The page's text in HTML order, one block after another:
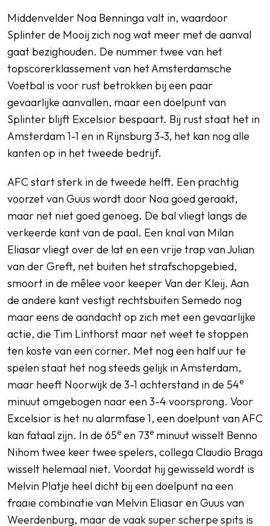
Middenvelder Noa Benninga valt in, waardoor
Splinter de Mooij zich nog wat meer met de aanval
gaat bezighouden. De nummer twee van het
topscorerklassement van het Amsterdamsche
Voetbal is voor rust betrokken bij een paar
gevaarlijke aanvallen, maar een doelpunt van
Splinter blijft Excelsior bespaart. Bij rust staat het in
Amsterdam 1-1 en in Rijnsburg 3-3, het kan nog alle
kanten op in het tweede bedrijf.
AFC start sterk in de tweede helft. Een prachtig
voorzet van Guus wordt door Noa goed geraakt,
maar net niet goed genoeg. De bal vliegt langs de
verkeerde kant van de paal. Een knal van Milan
Eliasar vliegt over de lat en een vrije trap van Julian
van der Greft, net buiten het strafschopgebied,
smoort in de mêlee voor keeper Van der Kleij. Aan
de andere kant vestigt rechtsbuiten Semedo nog
maar eens de aandacht op zich met een gevaarlijke
actie, die Tim Linthorst maar net weet te stoppen
ten koste van een corner. Met nog een half uur te
spelen staat het nog steeds gelijk in Amsterdam,
maar heeft Noorwijk de 3-1 achterstand in de 54e
minuut omgebogen naar een 3-4 voorsprong. Voor
Excelsior is het nu alarmfase 1, een doelpunt van AFC
kan fataal zijn. In de 65e en 73e minuut wisselt Benno
Nihom twee keer twee spelers, collega Claudio Braga
wisselt helemaal niet. Voordat hij gewisseld wordt is
Melvin Platje heel dicht bij een doelpunt na een
fraaie combinatie van Melvin Eliasar en Guus van
Weerdenburg, maar de vaak super scherpe spits is